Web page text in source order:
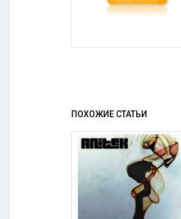
ПОХОЖИЕ СТАТЬИ